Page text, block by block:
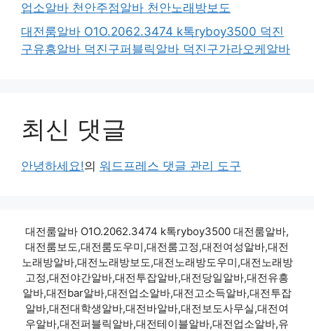
업소알바 천안주점알바 천안노래방보도
대전룸알바 O1O.2062.3474 k톡ryboy3500 덕진
구유흥알바 덕진구퍼블릭알바 덕진구가라오케알바
최신 댓글
안녕하세요!의 워드프레스 댓글 관리 도구
대전룸알바 O1O.2062.3474 k톡ryboy3500 대전룸알바,
대전룸보도,대전룸도우미,대전룸고정,대전여성알바,대전
노래방알바,대전노래방보도,대전노래방도우미,대전노래방
고정,대전야간알바,대전투잡알바,대전당일알바,대전유흥
알바,대전bar알바,대전업소알바,대전고소득알바,대전투잡
알바,대전대학생알바,대전바알바,대전보도사무실,대전여
우알바,대전퍼블릭알바,대전테이블알바,대전업소알바,유